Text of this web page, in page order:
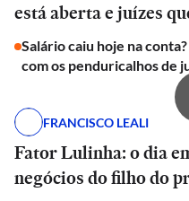
está aberta e juízes
Salário caiu hoje na
com os penduricalhos de
FRANCISCO LEALI
Fator Lulinha: o dia
negócios do filho do